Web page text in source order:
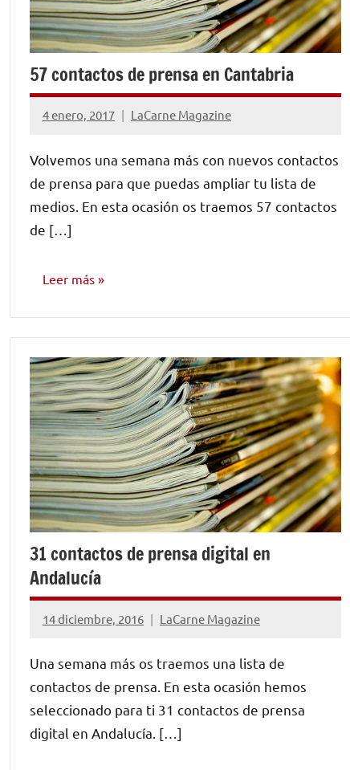
57 contactos de prensa en Cantabria
4 enero, 2017 LaCarne Magazine
No
comentarios
Volvemos una semana más con nuevos contactos
de prensa para que puedas ampliar tu lista de
medios. En esta ocasión os traemos 57 contactos
de […]
Leer más
PROMOCIÓN
31 contactos de prensa digital en
Andalucía
14 diciembre, 2016 LaCarne Magazine
No
comentarios
Una semana más os traemos una lista de
contactos de prensa. En esta ocasión hemos
seleccionado para ti 31 contactos de prensa
digital en Andalucía. […]